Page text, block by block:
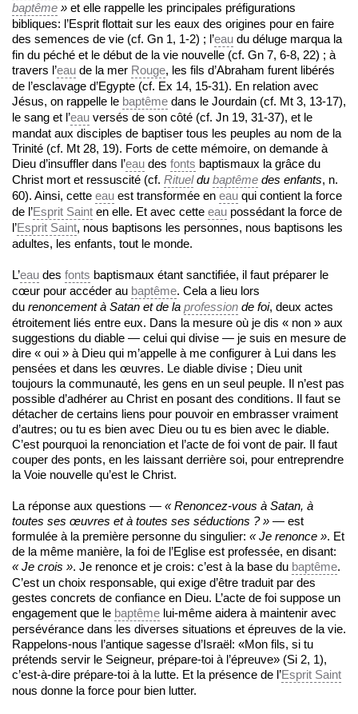
baptême » et elle rappelle les principales préfigurations
bibliques: l’Esprit flottait sur les eaux des origines pour en faire
des semences de vie (cf. Gn 1, 1-2) ; l’eau du déluge marqua la
fin du péché et le début de la vie nouvelle (cf. Gn 7, 6-8, 22) ; à
travers l’eau de la mer Rouge, les fils d’Abraham furent libérés
de l’esclavage d’Egypte (cf. Ex 14, 15-31). En relation avec
Jésus, on rappelle le baptême dans le Jourdain (cf. Mt 3, 13-17),
le sang et l’eau versés de son côté (cf. Jn 19, 31-37), et le
mandat aux disciples de baptiser tous les peuples au nom de la
Trinité (cf. Mt 28, 19). Forts de cette mémoire, on demande à
Dieu d’insuffler dans l’eau des fonts baptismaux la grâce du
Christ mort et ressuscité (cf. Ritueldu baptême des enfants, n.
60). Ainsi, cette eau est transformée en eau qui contient la force
de l’Esprit Saint en elle. Et avec cette eau possédant la force de
l’Esprit Saint, nous baptisons les personnes, nous baptisons les
adultes, les enfants, tout le monde.
L’eau des fonts baptismaux étant sanctifiée, il faut préparer le
cœur pour accéder au baptême. Cela a lieu lors
du renoncement à Satan et de la profession de foi, deux actes
étroitement liés entre eux. Dans la mesure où je dis « non » aux
suggestions du diable — celui qui divise — je suis en mesure de
dire « oui » à Dieu qui m’appelle à me configurer à Lui dans les
pensées et dans les œuvres. Le diable divise ; Dieu unit
toujours la communauté, les gens en un seul peuple. Il n’est pas
possible d’adhérer au Christ en posant des conditions. Il faut se
détacher de certains liens pour pouvoir en embrasser vraiment
d’autres; ou tu es bien avec Dieu ou tu es bien avec le diable.
C’est pourquoi la renonciation et l’acte de foi vont de pair. Il faut
couper des ponts, en les laissant derrière soi, pour entreprendre
la Voie nouvelle qu’est le Christ.
La réponse aux questions — « Renoncez-vous à Satan, à
toutes ses œuvres et à toutes ses séductions ? » — est
formulée à la première personne du singulier: « Je renonce ». Et
de la même manière, la foi de l’Eglise est professée, en disant:
« Je crois ». Je renonce et je crois: c’est à la base du baptême.
C’est un choix responsable, qui exige d’être traduit par des
gestes concrets de confiance en Dieu. L’acte de foi suppose un
engagement que le baptême lui-même aidera à maintenir avec
persévérance dans les diverses situations et épreuves de la vie.
Rappelons-nous l’antique sagesse d’Israël: «Mon fils, si tu
prétends servir le Seigneur, prépare-toi à l’épreuve» (Si 2, 1),
c’est-à-dire prépare-toi à la lutte. Et la présence de l’Esprit Saint
nous donne la force pour bien lutter.